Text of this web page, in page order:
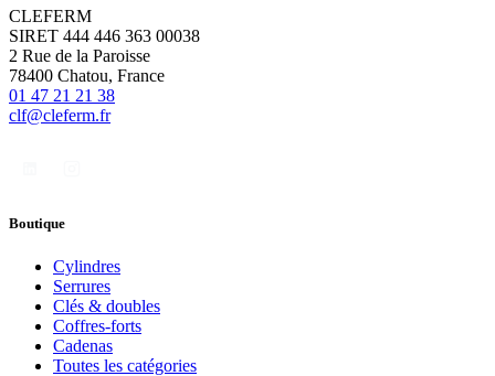
CLEFERM
SIRET 444 446 363 00038
2 Rue de la Paroisse
78400 Chatou, France
01 47 21 21 38
clf@cleferm.fr
Boutique
Cylindres
Serrures
Clés & doubles
Coffres-forts
Cadenas
Toutes les catégories